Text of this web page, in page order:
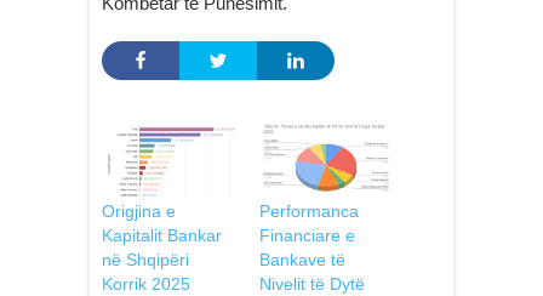
Origjina e
Kapitalit Bankar
në Shqipëri
Korrik 2025
Performanca
Financiare e
Bankave të
Nivelit të Dytë